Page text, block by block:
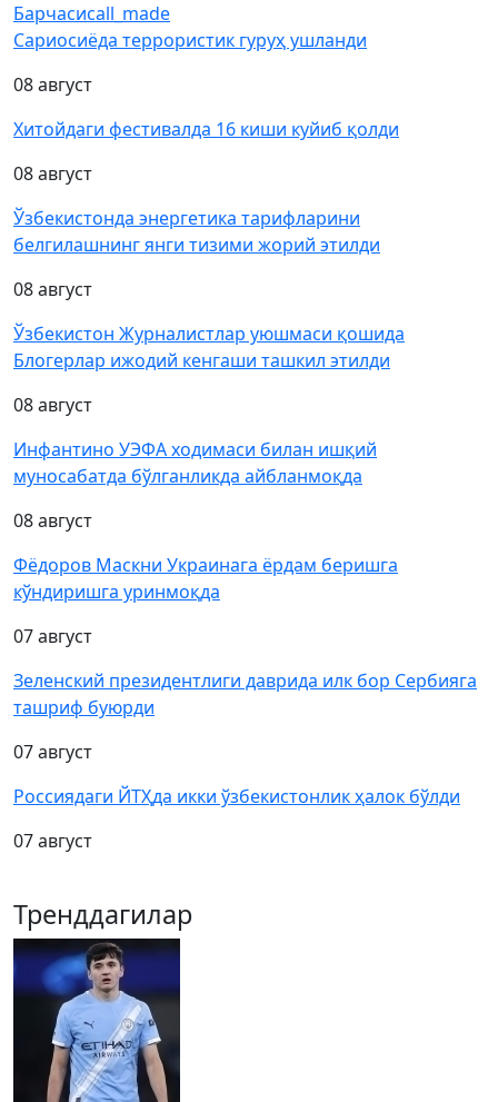
Барчасиcall_made
Сариосиёда террористик гуруҳ ушланди
08 август
Хитойдаги фестивалда 16 киши куйиб қолди
08 август
Ўзбекистонда энергетика тарифларини
белгилашнинг янги тизими жорий этилди
08 август
Ўзбекистон Журналистлар уюшмаси қошида
Блогерлар ижодий кенгаши ташкил этилди
08 август
Инфантино УЭФА ходимаси билан ишқий
муносабатда бўлганликда айбланмоқда
08 август
Фёдоров Маскни Украинага ёрдам беришга
кўндиришга уринмоқда
07 август
Зеленский президентлиги даврида илк бор Сербияга
ташриф буюрди
07 август
Россиядаги ЙТҲда икки ўзбекистонлик ҳалок бўлди
07 август
Тренддагилар